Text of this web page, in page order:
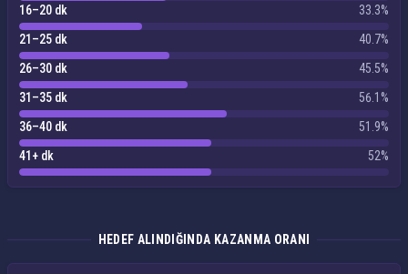
16–20 dk
33.3%
21–25 dk
40.7%
26–30 dk
45.5%
31–35 dk
56.1%
36–40 dk
51.9%
41+ dk
52%
HEDEF ALINDIĞINDA KAZANMA ORANI